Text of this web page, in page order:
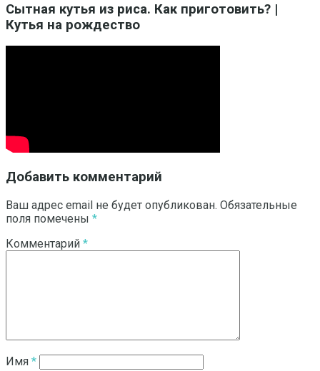
Сытная кутья из риса. Как приготовить? |
Кутья на рождество
Добавить комментарий
Ваш адрес email не будет опубликован. Обязательные
поля помечены *
Комментарий *
Имя *